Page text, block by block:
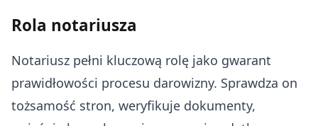
Rola notariusza
Notariusz pełni kluczową rolę jako gwarant
prawidłowości procesu darowizny. Sprawdza on
tożsamość stron, weryfikuje dokumenty,